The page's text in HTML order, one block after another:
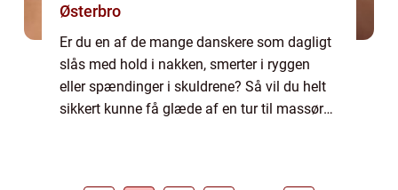
Østerbro
Er du en af de mange danskere som dagligt
slås med hold i nakken, smerter i ryggen
eller spændinger i skuldrene? Så vil du helt
sikkert kunne få glæde af en tur til massøren